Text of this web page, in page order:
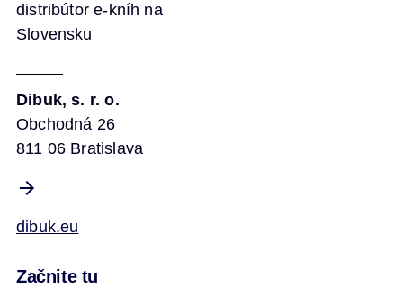
distribútor e-kníh na
Slovensku
Dibuk, s. r. o.
Obchodná 26
811 06 Bratislava
dibuk.eu
Začnite tu